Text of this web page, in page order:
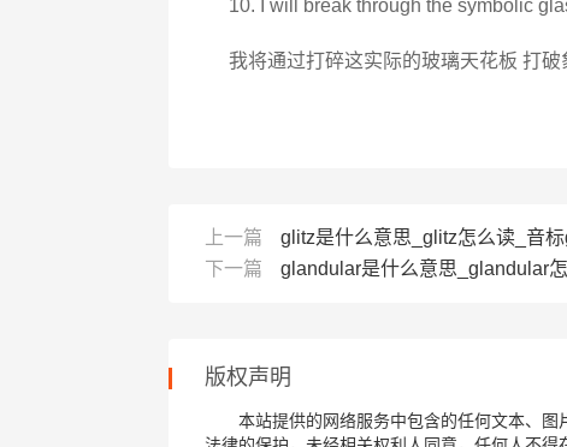
10. I will break through the symbolic
我将通过打碎这实际的玻璃天花板 打
上一篇
glitz是什么意思_glitz怎么读_音标
下一篇
glandular是什么意思_glandular
版权声明
本站提供的网络服务中包含的任何文本、